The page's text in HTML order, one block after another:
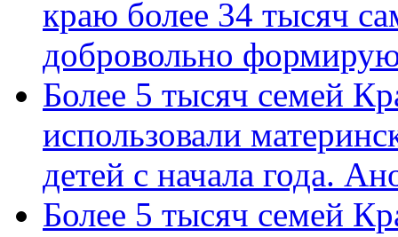
краю более 34 тысяч
добровольно
Более 5 тысяч семей
использовали
детей с начала года.
Более 5 тысяч семей